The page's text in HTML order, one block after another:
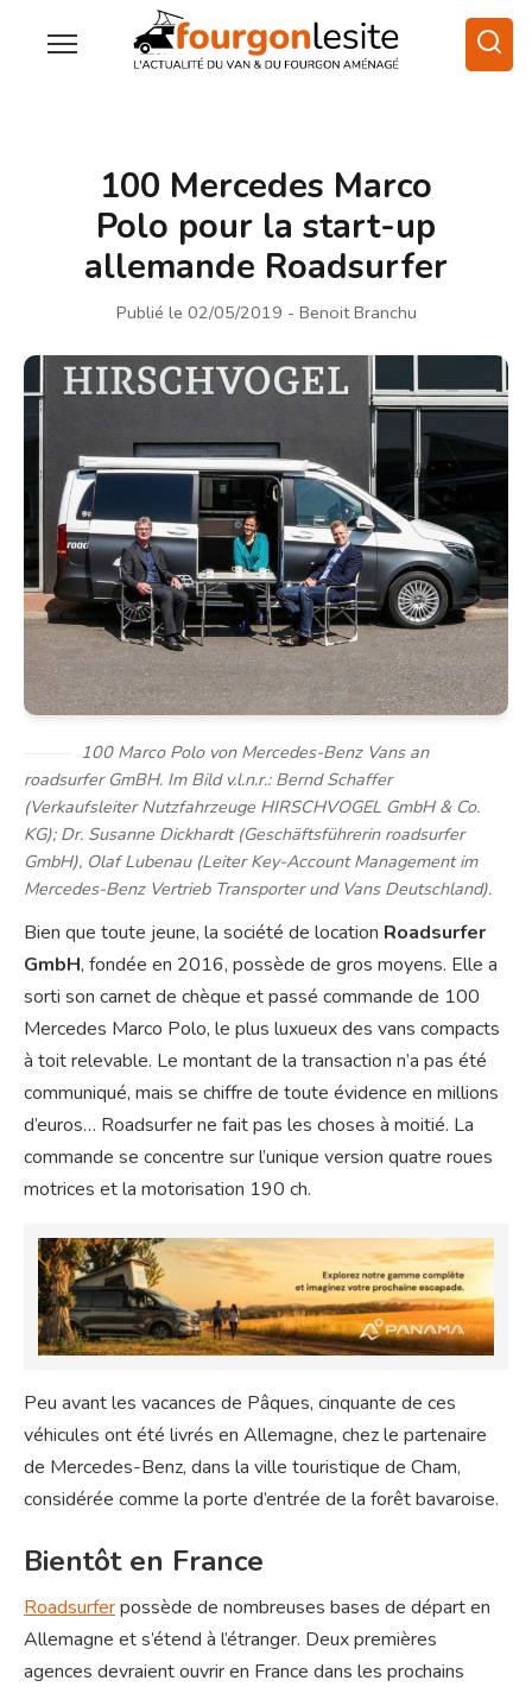
100 Mercedes Marco
Polo pour la start-up
allemande Roadsurfer
Publié le 02/05/2019 - Benoit Branchu
100 Marco Polo von Mercedes-Benz Vans an
roadsurfer GmBH. Im Bild v.l.n.r.: Bernd Schaffer
(Verkaufsleiter Nutzfahrzeuge HIRSCHVOGEL GmbH & Co.
KG); Dr. Susanne Dickhardt (Geschäftsführerin roadsurfer
GmbH), Olaf Lubenau (Leiter Key-Account Management im
Mercedes-Benz Vertrieb Transporter und Vans Deutschland).
Bien que toute jeune, la société de location Roadsurfer
GmbH, fondée en 2016, possède de gros moyens. Elle a
sorti son carnet de chèque et passé commande de 100
Mercedes Marco Polo, le plus luxueux des vans compacts
à toit relevable. Le montant de la transaction n’a pas été
communiqué, mais se chiffre de toute évidence en millions
d’euros… Roadsurfer ne fait pas les choses à moitié. La
commande se concentre sur l’unique version quatre roues
motrices et la motorisation 190 ch.
Peu avant les vacances de Pâques, cinquante de ces
véhicules ont été livrés en Allemagne, chez le partenaire
de Mercedes-Benz, dans la ville touristique de Cham,
considérée comme la porte d’entrée de la forêt bavaroise.
Bientôt en France
Roadsurferpossède de nombreuses bases de départ en
Allemagne et s’étend à l’étranger. Deux premières
agences devraient ouvrir en France dans les prochains